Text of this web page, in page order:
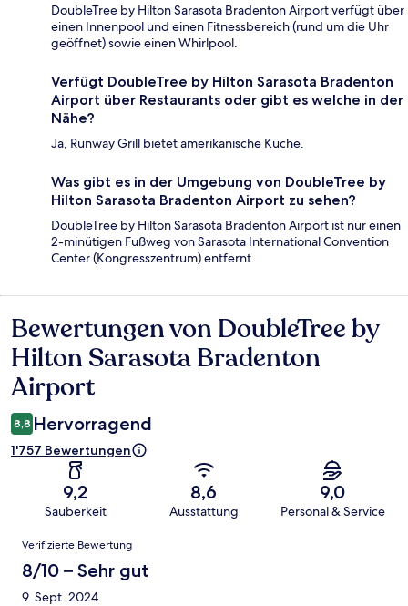
DoubleTree by Hilton Sarasota Bradenton Airport verfügt über
einen Innenpool und einen Fitnessbereich (rund um die Uhr
geöffnet) sowie einen Whirlpool.
Verfügt DoubleTree by Hilton Sarasota Bradenton
Airport über Restaurants oder gibt es welche in der
Nähe?
Ja, Runway Grill bietet amerikanische Küche.
Was gibt es in der Umgebung von DoubleTree by
Hilton Sarasota Bradenton Airport zu sehen?
DoubleTree by Hilton Sarasota Bradenton Airport ist nur einen
2-minütigen Fußweg von Sarasota International Convention
Center (Kongresszentrum) entfernt.
Bewertungen
Bewertungen von DoubleTree by
Hilton Sarasota Bradenton
Airport
8,8 Hervorragend
1'757 Bewertungen
9,2
Sauberkeit
8,6
Ausstattung
9,0
Personal & Service
Bewertungen
Verifizierte Bewertung
8/10 – Sehr gut
9. Sept. 2024